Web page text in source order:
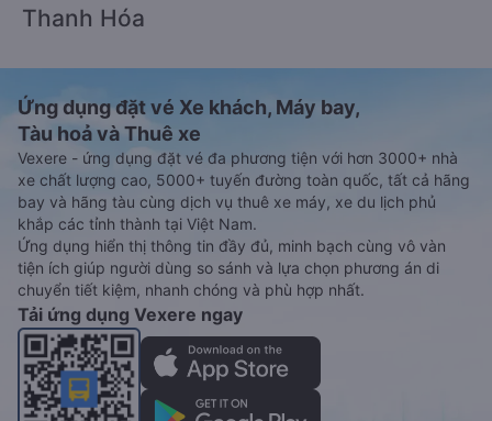
Thanh Hóa
Ứng dụng đặt vé Xe khách, Máy bay,
Tàu hoả và Thuê xe
Vexere - ứng dụng đặt vé đa phương tiện với hơn 3000+ nhà
xe chất lượng cao, 5000+ tuyến đường toàn quốc, tất cả hãng
bay và hãng tàu cùng dịch vụ thuê xe máy, xe du lịch phủ
khắp các tỉnh thành tại Việt Nam.
Ứng dụng hiển thị thông tin đầy đủ, minh bạch cùng vô vàn
tiện ích giúp người dùng so sánh và lựa chọn phương án di
chuyển tiết kiệm, nhanh chóng và phù hợp nhất.
Tải ứng dụng Vexere ngay